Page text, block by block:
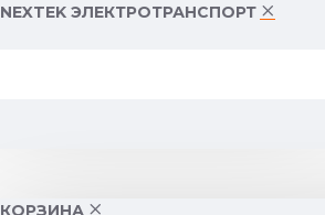
NEXTEK ЭЛЕКТРОТРАНСПОРТ
КОРЗИНА